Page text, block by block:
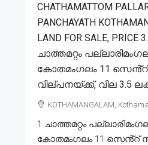
CHATHAMATTOM
PANCHAYATH
LAND FOR SALE, PRICE
ചാത്തമറ്റം
കോതമംഗലം 11
വില്പനയ്ക്ക്, വില 3.5
KOTHAMANGALAM,
1.ചാത്തമറ്റം
കോതമംഗലം 11 സെൻ്റ്